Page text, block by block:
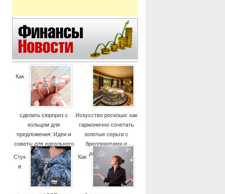
Как
сделать сюрприз с
кольцом для
предложения: Идеи и
советы для идеального
момента
Искусство роскоши: как
гармонично сочетать
золотые серьги с
бриллиантами и
дорогие часы
Стук
в
Как